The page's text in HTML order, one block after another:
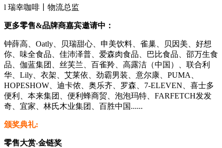
l 瑞幸咖啡丨物流总监
更多零售&品牌商嘉宾邀请中：
钟薛高、Oatly、贝瑞甜心、申美饮料、雀巢、贝因美、好想
你、味全食品、佳沛泽普、爱森肉食品、巴比食品、邵万生食
品、伽蓝集团、丝芙兰、百雀羚、高露洁（中国）、联合利
华、Lily、衣架、艾莱依、劲霸男装、意尔康、PUMA、
HOPESHOW、迪卡侬、奥乐齐、罗森、7-ELEVEN、喜士多
便利、本来集团、便利蜂商贸、泡泡玛特、FARFETCH发发
奇、宜家、林氏木业集团、百胜中国......
颁奖典礼:
零售大赏-金链奖